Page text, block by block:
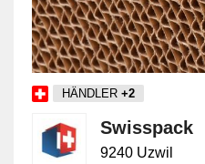
HÄNDLER +2
Swisspack
9240 Uzwil